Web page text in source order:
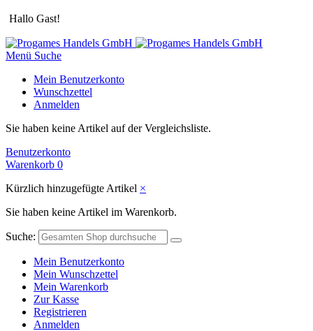
Hallo Gast!
Menü Suche
Mein Benutzerkonto
Wunschzettel
Anmelden
Sie haben keine Artikel auf der Vergleichsliste.
Benutzerkonto
Warenkorb 0
Kürzlich hinzugefügte Artikel ×
Sie haben keine Artikel im Warenkorb.
Suche:
Mein Benutzerkonto
Mein Wunschzettel
Mein Warenkorb
Zur Kasse
Registrieren
Anmelden